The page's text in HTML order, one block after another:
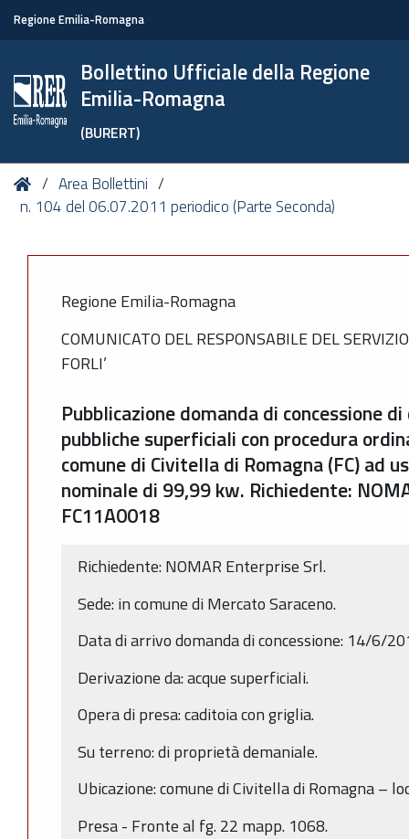
Regione Emilia-Romagna
Bollettino Ufficiale della Regione
Emilia-Romagna
(BURERT)
Tu
sei
HomeArea Bollettini
n. 104 del 06.07.2011 periodico (Parte Seconda)
Regione Emilia-Romagna
COMUNICATO DEL RESPONSABILE DEL
FORLI’
Pubblicazione domanda di concessione
pubbliche superficiali con procedura
comune di Civitella di Romagna (FC) ad
nominale di 99,99 kw. Richiedente:
FC11A0018
Richiedente: NOMAR Enterprise Srl.
Sede: in comune di Mercato Saraceno.
Data di arrivo domanda di concessione: 14/6/
Derivazione da: acque superficiali.
Opera di presa: caditoia con griglia.
Su terreno: di proprietà demaniale.
Ubicazione: comune di Civitella di Romagna –
Presa - Fronte al fg. 22 mapp. 1068.